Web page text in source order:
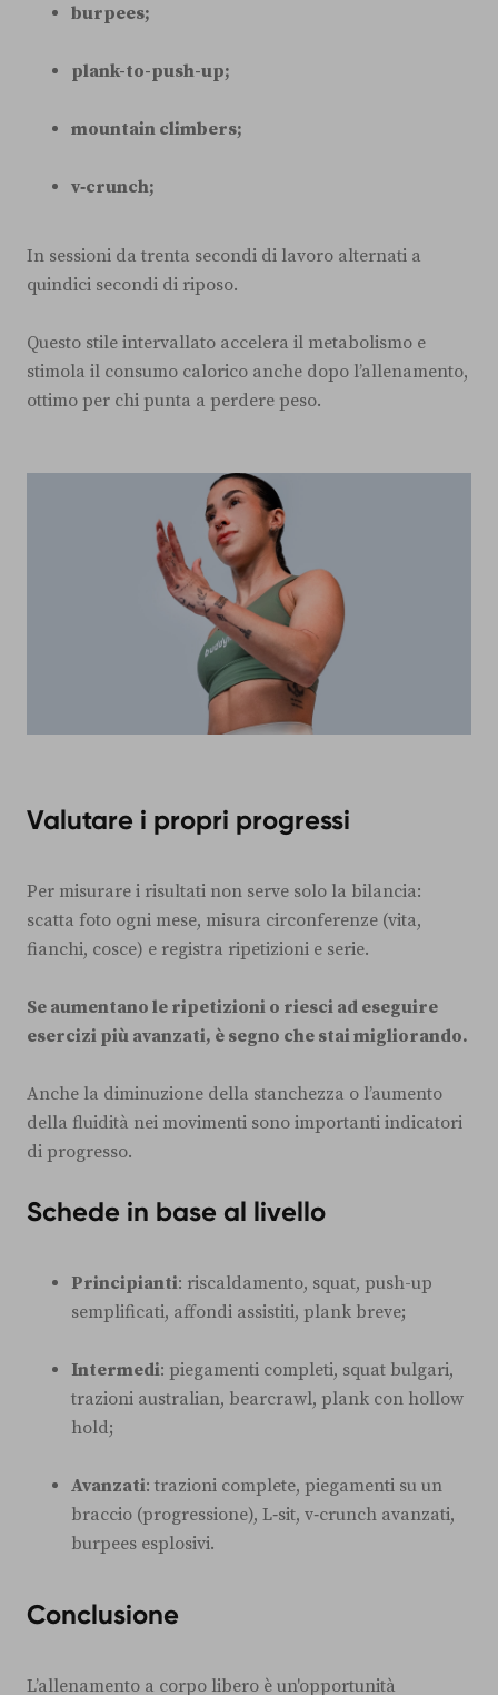
burpees;
plank-to-push-up;
mountain climbers;
v‑crunch;
In sessioni da trenta secondi di lavoro alternati a
quindici secondi di riposo.
Questo stile intervallato accelera il metabolismo e
stimola il consumo calorico anche dopo l’allenamento,
ottimo per chi punta a perdere peso.
Valutare i propri progressi
Per misurare i risultati non serve solo la bilancia:
scatta foto ogni mese, misura circonferenze (vita,
fianchi, cosce) e registra ripetizioni e serie.
Se aumentano le ripetizioni o riesci ad eseguire
esercizi più avanzati, è segno che stai migliorando.
Anche la diminuzione della stanchezza o l’aumento
della fluidità nei movimenti sono importanti indicatori
di progresso.
Schede in base al livello
Principianti: riscaldamento, squat, push-up
semplificati, affondi assistiti, plank breve;
Intermedi: piegamenti completi, squat bulgari,
trazioni australian, bearcrawl, plank con hollow
hold;
Avanzati: trazioni complete, piegamenti su un
braccio (progressione), L‑sit, v‑crunch avanzati,
burpees esplosivi.
Conclusione
L’allenamento a corpo libero è un'opportunità